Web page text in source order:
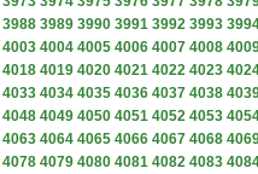
3988 3989 3990 3991 3992 3993
4003 4004 4005 4006 4007 4008
4018 4019 4020 4021 4022 4023
4033 4034 4035 4036 4037 4038
4048 4049 4050 4051 4052 4053
4063 4064 4065 4066 4067 4068
4078 4079 4080 4081 4082 4083